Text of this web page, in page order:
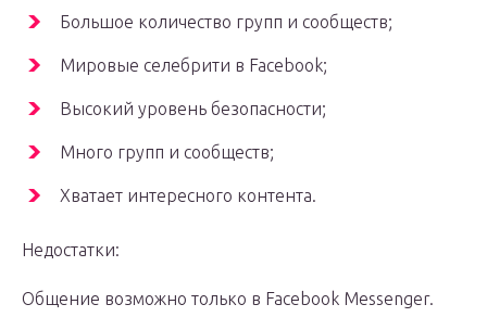
Большое количество групп и сообществ;
Мировые селебрити в Facebook;
Высокий уровень безопасности;
Много групп и сообществ;
Хватает интересного контента.
Недостатки:
Общение возможно только в Facebook Messenger.